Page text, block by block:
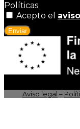
Políticas
Acepto el
Enviar
Aviso legal –